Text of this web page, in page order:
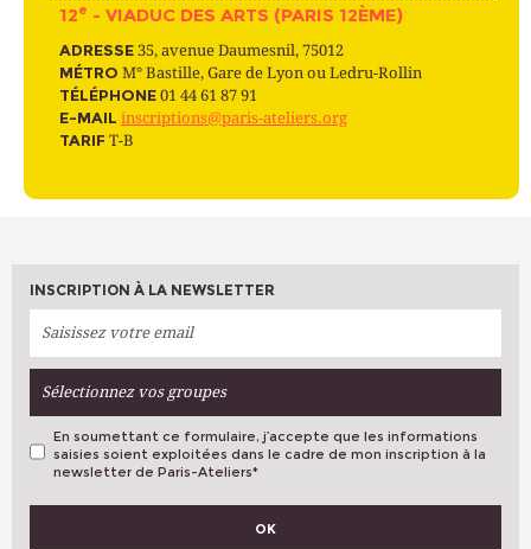
12e - VIADUC DES ARTS (PARIS 12ÈME)
ADRESSE 35, avenue Daumesnil, 75012
MÉTRO M° Bastille, Gare de Lyon ou Ledru-Rollin
TÉLÉPHONE 01 44 61 87 91
E-MAIL inscriptions@paris-ateliers.org
TARIF T-B
INSCRIPTION À LA NEWSLETTER
Sélectionnez vos groupes
VOS PRÉFÉRENCES
En soumettant ce formulaire, j’accepte que les informations
saisies soient exploitées dans le cadre de mon inscription à la
newsletter de Paris-Ateliers*
OK